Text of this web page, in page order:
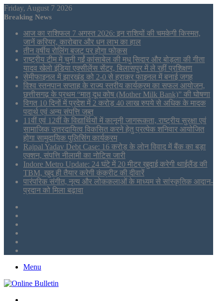
Friday, August 7 2026
Breaking News
आज का राशिफल 7 अगस्त 2026: इन राशियों की चमकेगी किस्मत,
जानें करियर, कारोबार और धन लाभ का हाल
तीन वर्षीय रोलिंग बजट पर होगा फोकस
राष्ट्रीय टीम में चुनी गईं कांसाबेल की मधु सिदार और बोड़ला की गीता
यादव खेलो इंडिया एक्सीलेंस सेंटर, बिलासपुर में ले रहीं प्रशिक्षण
सेमीफाइनल में झारखंड को 2-0 से हराकर फाइनल में बनाई जगह
विश्व स्तनपान सप्ताह के राज्य स्तरीय कार्यक्रम का सफल आयोजन,
छत्तीसगढ़ के प्रथम “मातृ दूध कोष (Mother Milk Bank)” की घोषणा
विगत 10 दिनों में प्रदेश में 2 करोड़ 40 लाख रुपये से अधिक के मादक
पदार्थ एवं अन्य संपत्ति जब्त
11वीं एवं 12वीं के विद्यार्थियों में कानूनी जागरूकता, राष्ट्रीय सुरक्षा एवं
सामाजिक उत्तरदायित्व विकसित करने हेतु प्रत्येक शनिवार आयोजित
होगा सामुदायिक पुलिसिंग कार्यक्रम
Rajpal Yadav Debt Case: 16 करोड़ के लोन विवाद में बैंक का बड़ा
एक्शन, संपत्ति नीलामी का नोटिस जारी
Indore Metro Update: 24 घंटे में 20 मीटर खुदाई करेगी थाईलैंड की
TBM, खुद ही तैयार करेगी कंक्रीट की दीवारें
पारंपरिक संगीत, नृत्य और लोककलाओं के माध्यम से सांस्कृतिक आदान-
प्रदान को मिला बढ़ावा
Menu